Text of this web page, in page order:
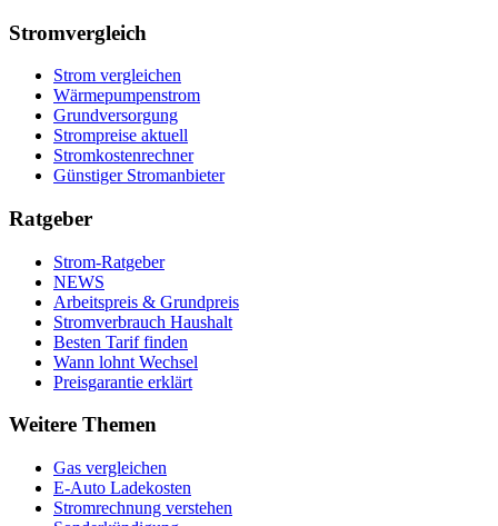
Stromvergleich
Strom vergleichen
Wärmepumpenstrom
Grundversorgung
Strompreise aktuell
Stromkostenrechner
Günstiger Stromanbieter
Ratgeber
Strom-Ratgeber
NEWS
Arbeitspreis & Grundpreis
Stromverbrauch Haushalt
Besten Tarif finden
Wann lohnt Wechsel
Preisgarantie erklärt
Weitere Themen
Gas vergleichen
E-Auto Ladekosten
Stromrechnung verstehen